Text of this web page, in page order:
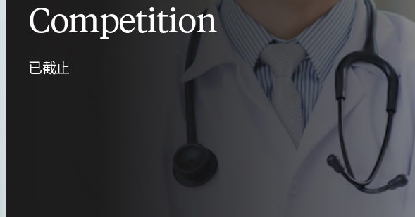
Competition
已截止